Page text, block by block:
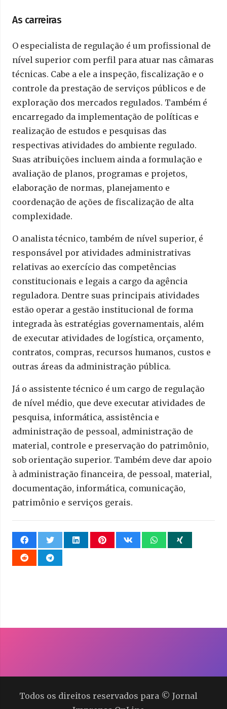
As carreiras
O especialista de regulação é um profissional de
nível superior com perfil para atuar nas câmaras
técnicas. Cabe a ele a inspeção, fiscalização e o
controle da prestação de serviços públicos e de
exploração dos mercados regulados. Também é
encarregado da implementação de políticas e
realização de estudos e pesquisas das
respectivas atividades do ambiente regulado.
Suas atribuições incluem ainda a formulação e
avaliação de planos, programas e projetos,
elaboração de normas, planejamento e
coordenação de ações de fiscalização de alta
complexidade.
O analista técnico, também de nível superior, é
responsável por atividades administrativas
relativas ao exercício das competências
constitucionais e legais a cargo da agência
reguladora. Dentre suas principais atividades
estão operar a gestão institucional de forma
integrada às estratégias governamentais, além
de executar atividades de logística, orçamento,
contratos, compras, recursos humanos, custos e
outras áreas da administração pública.
Já o assistente técnico é um cargo de regulação
de nível médio, que deve executar atividades de
pesquisa, informática, assistência e
administração de pessoal, administração de
material, controle e preservação do patrimônio,
sob orientação superior. Também deve dar apoio
à administração financeira, de pessoal, material,
documentação, informática, comunicação,
patrimônio e serviços gerais.
Todos os direitos reservados para © Jornal